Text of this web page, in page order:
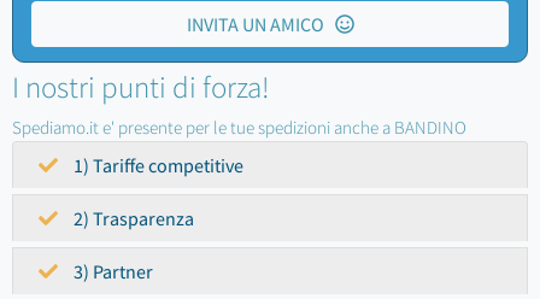
INVITA UN AMICO
I nostri punti di forza!
Spediamo.it e' presente per le tue spedizioni anche a BANDINO
1) Tariffe competitive
2) Trasparenza
3) Partner